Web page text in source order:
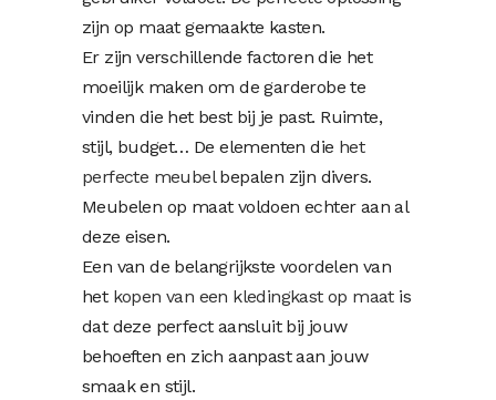
zijn op maat gemaakte kasten.
Er zijn verschillende factoren die het
moeilijk maken om de garderobe te
vinden die het best bij je past. Ruimte,
stijl, budget… De elementen die het
perfecte meubelbepalen zijn divers.
Meubelen op maat voldoen echter aan al
deze eisen.
Een van de belangrijkste voordelen van
het kopen van een kledingkast op maatis
dat deze perfect aansluit bij jouw
behoeften en zich aanpast aan jouw
smaak en stijl.